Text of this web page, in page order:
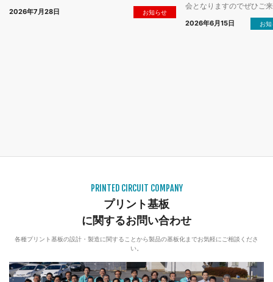
2026年7月28日 お知らせ
会となりますのでぜひご
2026年6月15日 お
PRINTED CIRCUIT COMPANY
プリント基板
に関するお問い合わせ
各種プリント基板の設計・製造に関することから製品の基板化までお気軽にご相談くださ
い。